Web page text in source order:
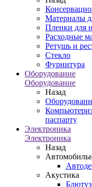
Материалы
Пленки для
Расходные
Ретушь и
Стекло
Фурнитура
Оборудование
Оборудование
Назад
паспарту
Электроника
Электроника
Назад
Акустика